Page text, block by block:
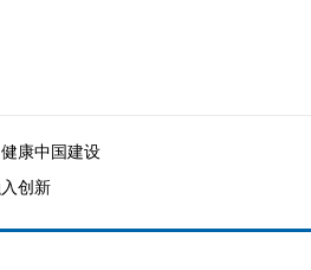
康中国建设
创新